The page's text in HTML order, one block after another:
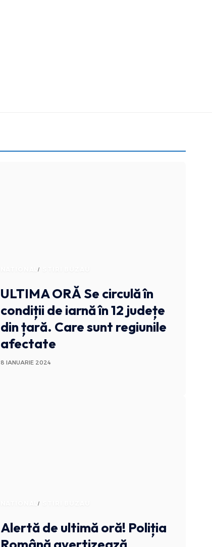
NATIONAL
ULTIMA ORĂSe circulă în
condiții de iarnă în 12 județe
din țară. Care sunt regiunile
afectate
8 IANUARIE 2024
NATIONAL
Alertă de ultimă oră! Poliția